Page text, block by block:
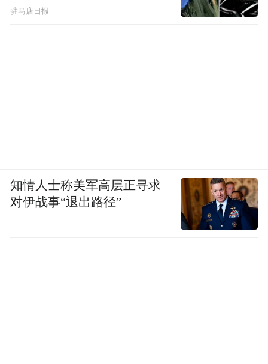
驻马店日报
知情人士称美军高层正寻求
对伊战事“退出路径”